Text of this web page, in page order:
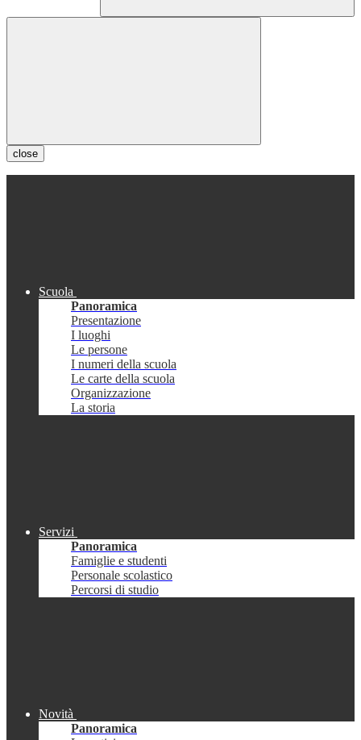
close
Scuola
Panoramica
Presentazione
I luoghi
Le persone
I numeri della scuola
Le carte della scuola
Organizzazione
La storia
Servizi
Panoramica
Famiglie e studenti
Personale scolastico
Percorsi di studio
Novità
Panoramica